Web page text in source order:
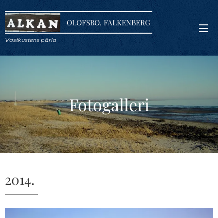
OLOFSBO, FALKENBERG
Västkustens pärla
Fotogalleri
2014.